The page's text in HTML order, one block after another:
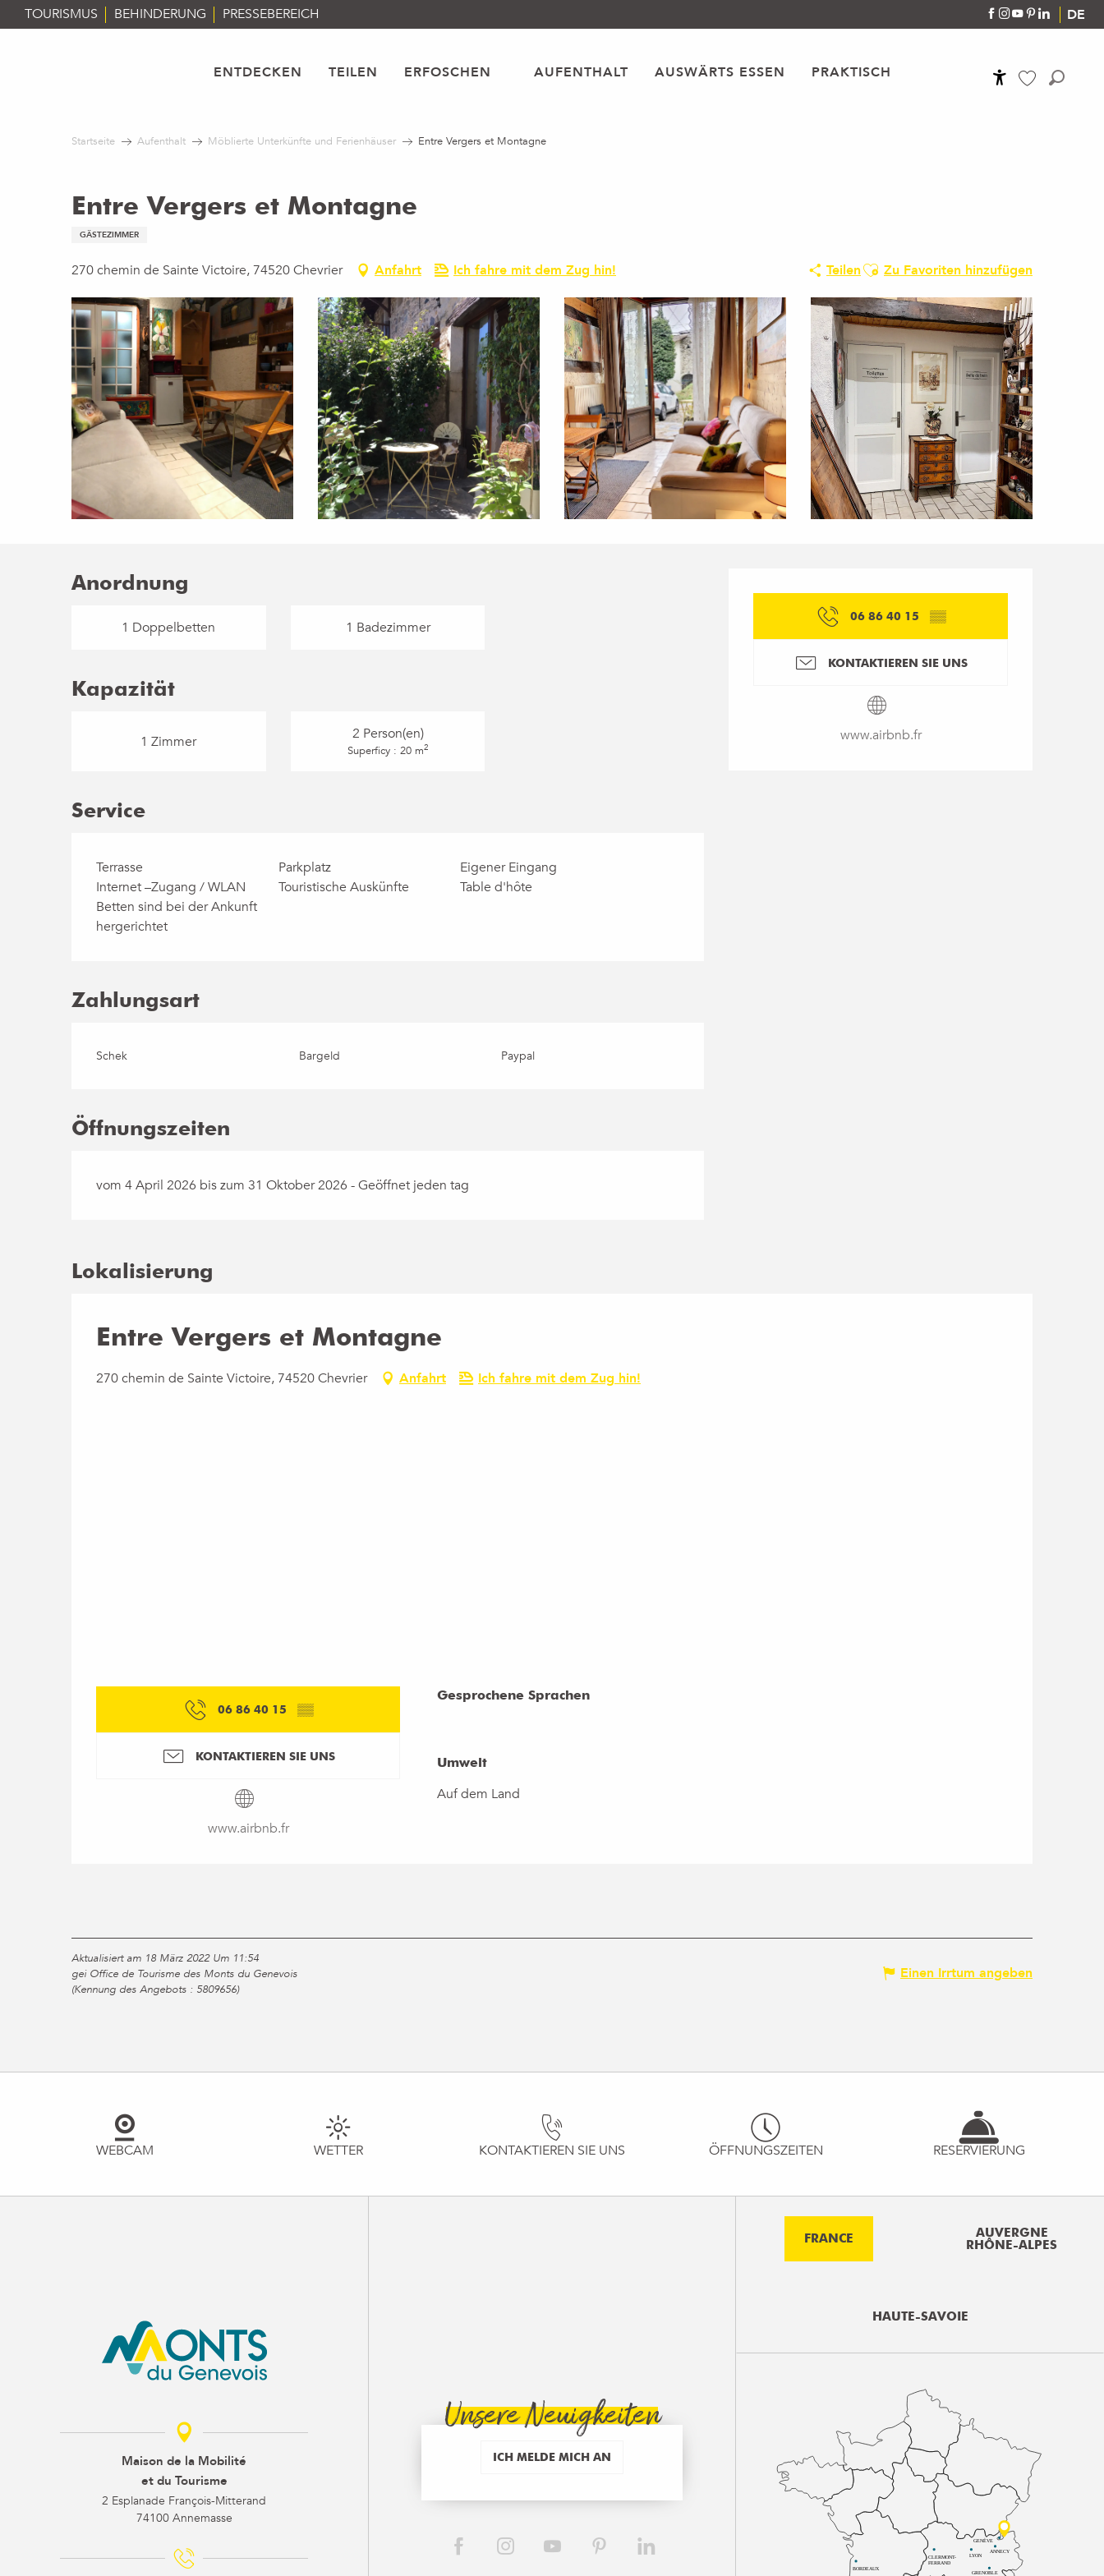
Aller
au
DE
TOURISMUS BEHINDERUNG PRESSEBEREICH
ENTDECKEN TEILEN ERFOSCHEN AUFENTHALT AUSWÄRTS ESSEN PRAKTISCH
Startseite Aufenthalt Möblierte Unterkünfte und Ferienhäuser Entre Vergers et Montagne
Entre Vergers et Montagne
GÄSTEZIMMER
270 chemin de Sainte Victoire, 74520 Chevrier Anfahrt Ich fahre mit dem Zug hin! TeilenAjouter aux favoris
Zu Favoriten hinzufügen
Öffnungszeiten &
06 86 40 15 ▒▒
KONTAKTIEREN SIE UNS
www.airbnb.fr
Anordnung
1 Doppelbetten 1 Badezimmer
Kapazität
1 Zimmer 2 Person(en)
Superficy : 20 m2
Service
Terrasse Parkplatz
Eigener Eingang
Internet –Zugang / WLAN
Touristische Auskünfte
Table d'hôte
Betten sind bei der Ankunft
hergerichtet
Zahlungsart
Schek Bargeld Paypal
Öffnungszeiten
vom 4 April 2026 bis zum 31 Oktober 2026 - Geöffnet jeden tag
Lokalisierung
Entre Vergers et Montagne
270 chemin de Sainte Victoire, 74520 Chevrier Anfahrt Ich fahre mit dem Zug hin!
06 86 40 15 ▒▒
KONTAKTIEREN SIE UNS
www.airbnb.fr
Gesprochene Sprachen
Gesprochene Sprachen
Umwelt
Umwelt
Auf dem Land
Aktualisiert am 18 März 2022 Um 11:54
gei Office de Tourisme des Monts du Genevois
(Kennung des Angebots : 5809656)
Einen Irrtum angeben
WEBCAM WETTER KONTAKTIEREN SIE UNS ÖFFNUNGSZEITEN RESERVIERUNG
Maison de la Mobilité
et du Tourisme
2 Esplanade François-Mitterand
74100 Annemasse
Unsere Neuigkeiten
ICH MELDE MICH AN
FRANCE
AUVERGNE
RHÔNE-ALPES
HAUTE-SAVOIE
BORDEAUX
CLERMONT-
FERRAND
LYON
ANNECY
GRENOBLE
GENÈVE